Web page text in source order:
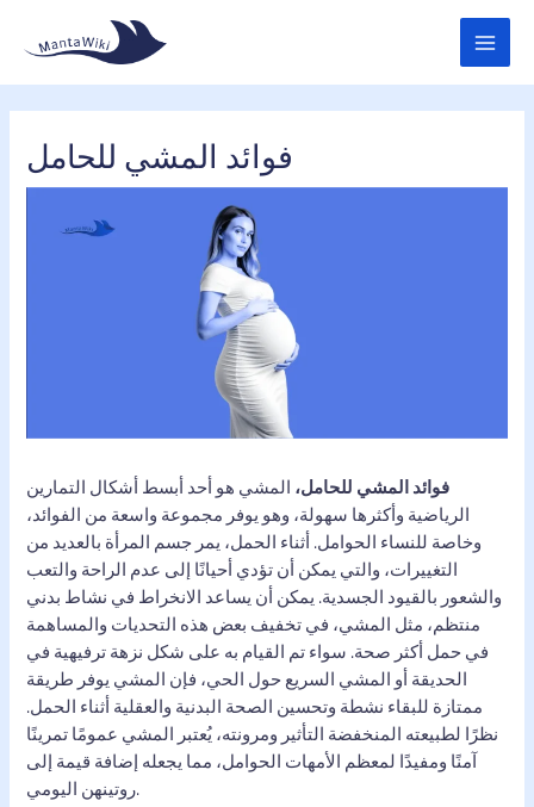
content
فوائد المشي للحامل
فوائد المشي للحامل،المشي هو أحد أبسط أشكال التمارين
الرياضية وأكثرها سهولة، وهو يوفر مجموعة واسعة من الفوائد،
وخاصة للنساء الحوامل. أثناء الحمل، يمر جسم المرأة بالعديد من
التغييرات، والتي يمكن أن تؤدي أحيانًا إلى عدم الراحة والتعب
والشعور بالقيود الجسدية. يمكن أن يساعد الانخراط في نشاط بدني
منتظم، مثل المشي، في تخفيف بعض هذه التحديات والمساهمة
في حمل أكثر صحة. سواء تم القيام به على شكل نزهة ترفيهية في
الحديقة أو المشي السريع حول الحي، فإن المشي يوفر طريقة
ممتازة للبقاء نشطة وتحسين الصحة البدنية والعقلية أثناء الحمل.
نظرًا لطبيعته المنخفضة التأثير ومرونته، يُعتبر المشي عمومًا تمرينًا
آمنًا ومفيدًا لمعظم الأمهات الحوامل، مما يجعله إضافة قيمة إلى
روتينهن اليومي.